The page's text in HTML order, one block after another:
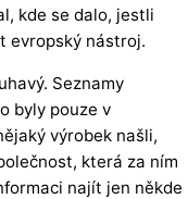
kde se dalo, jestli
evropský nástroj.
Seznamy
byly pouze v
výrobek našli,
která za ním
najít jen někde